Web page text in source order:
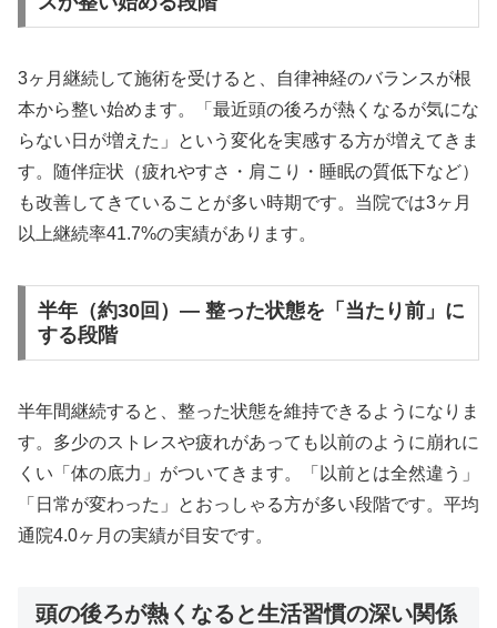
3ヶ月継続して施術を受けると、自律神経のバランスが根
本から整い始めます。「最近頭の後ろが熱くなるが気にな
らない日が増えた」という変化を実感する方が増えてきま
す。随伴症状（疲れやすさ・肩こり・睡眠の質低下など）
も改善してきていることが多い時期です。当院では3ヶ月
以上継続率41.7%の実績があります。
半年（約30回）— 整った状態を「当たり前」に
する段階
半年間継続すると、整った状態を維持できるようになりま
す。多少のストレスや疲れがあっても以前のように崩れに
くい「体の底力」がついてきます。「以前とは全然違う」
「日常が変わった」とおっしゃる方が多い段階です。平均
通院4.0ヶ月の実績が目安です。
頭の後ろが熱くなると生活習慣の深い関係